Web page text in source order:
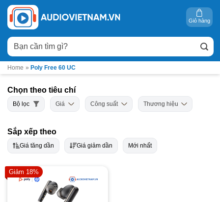
Bỏ
qua
nội
dung
Tìm
kiếm:
Giỏ hàng
Home » Poly Free 60 UC
Chọn theo tiêu chí
Bộ lọc Giá Công suất Thương hiệu
Sắp xếp theo
Giá tăng dần Giá giảm dần Mới nhất
Giảm 18%